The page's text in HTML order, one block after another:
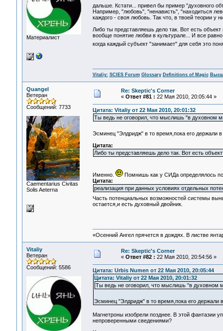
Материалист
дальше. Кстати... привел бы пример "духовного
Например, "любовь", "ненависть", "находиться
каждого - своя любовь. Так что, в твоей теории у
Либо ты представляешь дело так. Вот есть
вообще понятие любви в культурале... И все
когда каждый субъект "занимает" для себя это
Vitaliy: SCIES Forum Glossary Definitions of Magic
Quangel
Ветеран
Сообщений: 7733
Сaementarius Civitas
Solis Aeterna
Re: Skeptic's Corner
« Ответ #81 : 22 Мая 2010, 20:05:44 »
Цитата: Vitaliy от 22 Мая 2010, 20:01:32
Ты ведь не оговорил, что мыслишь "в духовном
Эсминец "Элдридж" в то время,пока его держали
Цитата:
Либо ты представляешь дело так. Вот есть
Именно.
Помнишь как у СИДа определялось
Цитата:
реализация при данных условиях отдельных
Часть потенциальных возможностей системы
остается,и есть духовный двойник.
«Осенний Ангел прячется в дождях. В листве
Vitaliy
Ветеран
Сообщений: 5586
Re: Skeptic's Corner
« Ответ #82 : 22 Мая 2010, 20:54:56 »
Цитата: Urbis Numen от 22 Мая 2010, 20:05:44
Цитата: Vitaliy от 22 Мая 2010, 20:01:32
Ты ведь не оговорил, что мыслишь "в духовном
Эсминец "Элдридж" в то время,пока его держали
Магнетроны изобрели позднее. В этой фантазии
непроверенными сведениями?